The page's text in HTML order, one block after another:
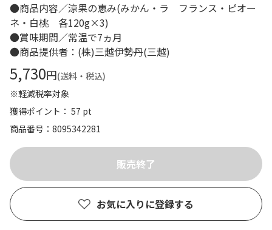
●商品内容／涼果の恵み(みかん・ラ フランス・ピオー
ネ・白桃 各120g×3)
●賞味期間／常温で7ヵ月
●商品提供者：(株)三越伊勢丹(三越)
5,730円(送料・税込)
※軽減税率対象
獲得ポイント： 57 pt
商品番号
8095342281
お気に入りに登録する